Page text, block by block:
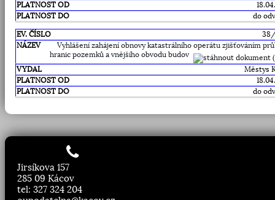
do
Vyhlášení zahájení obnovy katastrálního operátu zjišťováním
hranic pozemků a vnějšího obvodu budov
Městys
do
Jirsíkova 157
285 09 Kácov
tel: 327 324 204